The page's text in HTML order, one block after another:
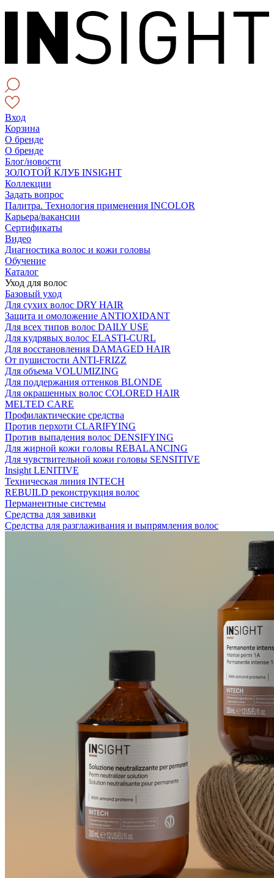
Вход
Корзина
О бренде
О бренде
Блог/новости
ЗОЛОТОЙ КЛУБ INSIGHT
Коллекции
Задать вопрос
Палитра. Технология применения INCOLOR
Карьера/вакансии
Сертификаты
Видео
Диагностика волос и кожи головы
Обучение
Каталог
Уход для волос
Базовый уход
Для сухих волос DRY HAIR
Защита и омоложение ANTIOXIDANT
Для всех типов волос DAILY USE
Для кудрявых волос ELASTI-CURL
Для восстановления DAMAGED HAIR
От пушистости ANTI-FRIZZ
Для объема VOLUMIZING
Для поддержания оттенков BLONDE
Для окрашенных волос COLORED HAIR
MELTED CARE
Профилактические средства
Против перхоти CLARIFYING
Против выпадения волос DENSIFYING
Для жирной кожи головы REBALANCING
Для чувствительной кожи головы SENSITIVE
Insight LENITIVE
Техническая линия INTECH
REBUILD реконструкция волос
Перманентные системы
Средства для завивки
Средства для разглаживания и выпрямления волос